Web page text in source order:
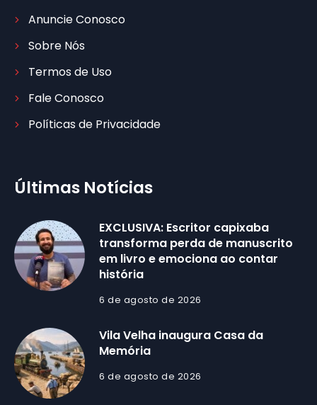
Anuncie Conosco
Sobre Nós
Termos de Uso
Fale Conosco
Políticas de Privacidade
Últimas Notícias
EXCLUSIVA: Escritor capixaba
transforma perda de manuscrito
em livro e emociona ao contar
história
6 de agosto de 2026
Vila Velha inaugura Casa da
Memória
6 de agosto de 2026